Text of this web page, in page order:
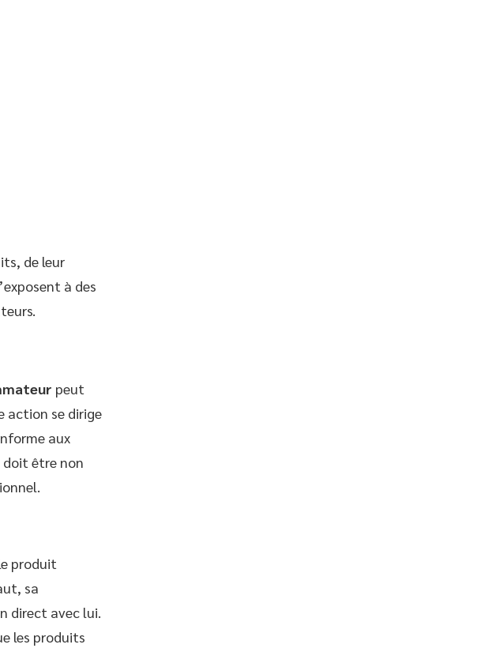
de leur
à des
peut
action se dirige
aux
être non
produit
sa
direct avec lui.
les produits